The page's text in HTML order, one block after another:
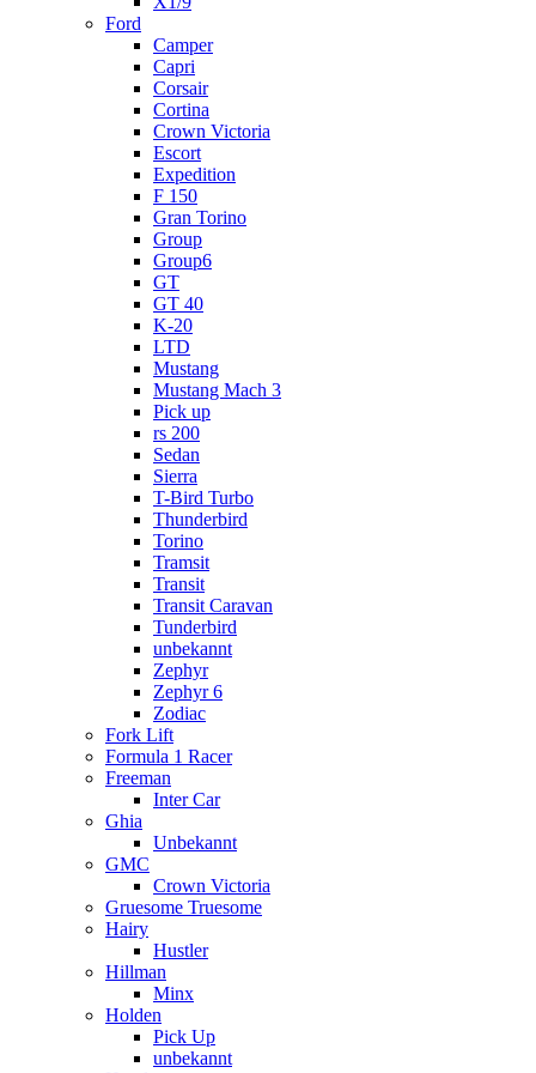
Ford
Camper
Capri
Corsair
Cortina
Crown Victoria
Escort
Expedition
F 150
Gran Torino
Group
Group6
GT
GT 40
K-20
LTD
Mustang
Mustang Mach 3
Pick up
rs 200
Sedan
Sierra
T-Bird Turbo
Thunderbird
Torino
Tramsit
Transit
Transit Caravan
Tunderbird
unbekannt
Zephyr
Zephyr 6
Zodiac
Fork Lift
Formula 1 Racer
Freeman
Inter Car
Ghia
Unbekannt
GMC
Crown Victoria
Gruesome Truesome
Hairy
Hustler
Hillman
Minx
Holden
Pick Up
unbekannt